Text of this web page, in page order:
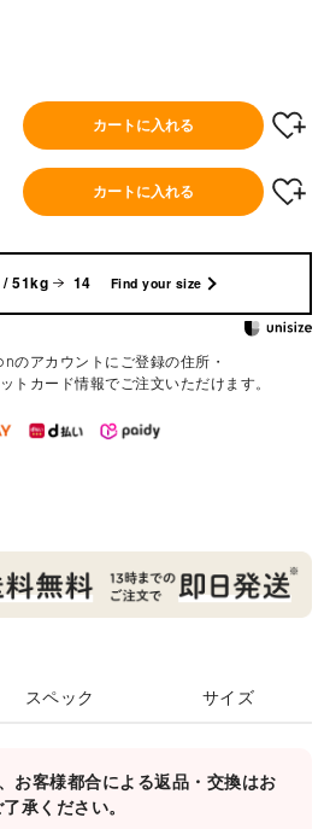
カートに入れる
カートに入れる
51kg 14 Find your size
のアカウントにご登録の住所・
トカード情報でご注文いただけます。
スペック サイズ
お客様都合による返品・交換はお
承ください。